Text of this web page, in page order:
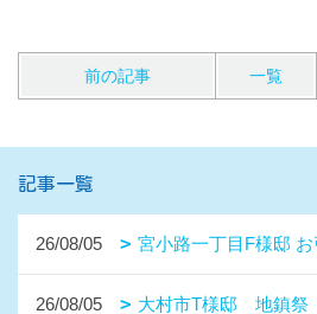
前の記事 一覧
記事一覧
26/08/05 宮小路一丁目F様邸 お
26/08/05 大村市T様邸 地鎮祭